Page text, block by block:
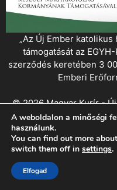
„Az Új Ember
támogatását az
szerződés keretében 3
Emberi
© 2026 Magyar Kurír -
A weboldalon a minőségi
használunk.
You can find out more
switch them off in settings.
Elfogad